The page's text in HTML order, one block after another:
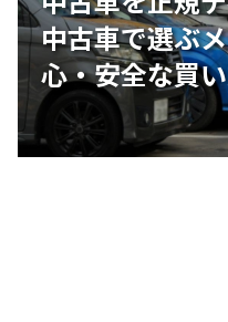
中古車で選ぶ
心・安全な買